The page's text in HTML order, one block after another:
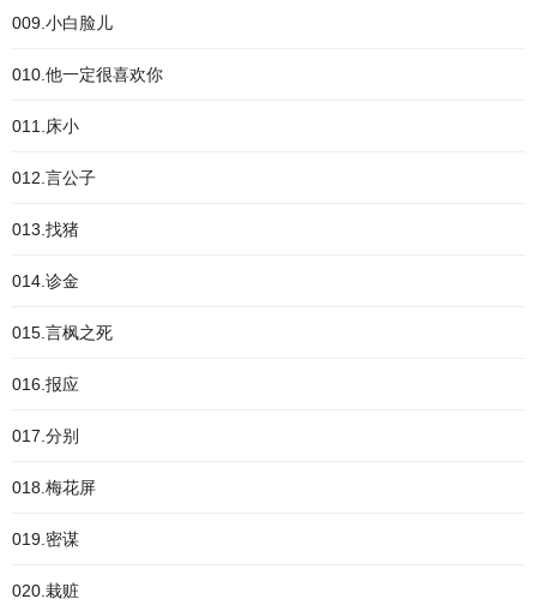
009.小白脸儿
010.他一定很喜欢你
011.床小
012.言公子
013.找猪
014.诊金
015.言枫之死
016.报应
017.分别
018.梅花屏
019.密谋
020.栽赃